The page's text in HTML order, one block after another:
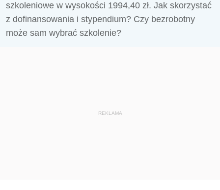
szkoleniowe w wysokości 1994,40 zł. Jak skorzystać
z dofinansowania i stypendium? Czy bezrobotny
może sam wybrać szkolenie?
REKLAMA